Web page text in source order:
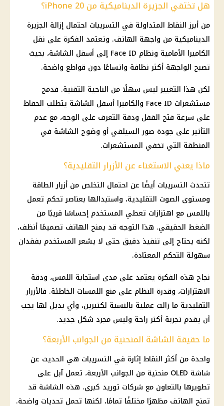
هل تختفي الجزيرة الديناميكية من iPhone 20؟
من أبرز النقاط المتداولة في التسريبات احتمال إزالة الجزيرة
الديناميكية من واجهة الهاتف. وتعتمد الفكرة على نقل
الكاميرا الأمامية ونظام Face ID إلى أسفل الشاشة، بحيث
تصبح الواجهة أكثر نظافة واتساعًا دون قواطع واضحة.
لكن هذا التغيير ليس سهلًا من الناحية التقنية. فدمج
مستشعرات Face ID والكاميرا أسفل الشاشة يتطلب الحفاظ
على سرعة فتح القفل ودقة التعرف على الوجه، مع عدم
التأثير على جودة صور السيلفي أو وضوح الشاشة في
المنطقة التي تخفي المستشعرات.
ماذا يعني الاستغناء عن الأزرار التقليدية؟
تتحدث التسريبات أيضًا عن احتمال التخلص من أزرار الطاقة
ومستوى الصوت التقليدية، واستبدالها بعناصر تحكم تعمل
باللمس مع اهتزازات تعطي المستخدم إحساسًا قريبًا من
الضغط الحقيقي. هذا التوجه قد يمنح الهاتف تصميمًا أنظف،
لكنه يحتاج إلى تنفيذ دقيق حتى لا يشعر المستخدم بفقدان
سهولة التحكم المعتادة.
نجاح هذه الفكرة يعتمد على مدى استجابة اللمس، ودقة
الاهتزازات، وقدرة النظام على منع اللمسات الخاطئة. فالأزرار
التقليدية ما زالت عملية بالنسبة لكثيرين، وأي بديل لها يجب
أن يقدم تجربة أكثر راحة وليس مجرد شكل جديد.
ما حقيقة الشاشة المنحنية من الجوانب الأربعة؟
واحدة من أكثر النقاط إثارة في التسريبات هي الحديث عن
شاشة OLED منحنية من الجوانب الأربعة، تعمل آبل على
تطويرها بالتعاون مع شركات توريد كبرى. هذه الشاشة قد
تمنح الهاتف مظهرًا مختلفًا تمامًا، لكنها تحمل تحديات واضحة.